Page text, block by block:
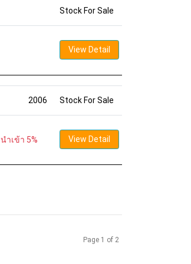
Stock For Sale
View Detail
2006 Stock For Sale
ำเข้า 5% View Detail
Page 1 of 2